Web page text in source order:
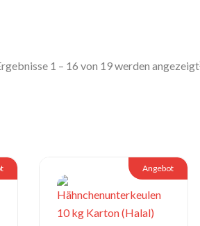
1 – 16 von 19 werden angezeigt
Angebot